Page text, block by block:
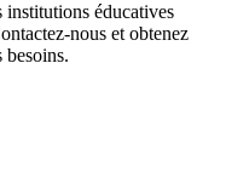
éducatives
nous et obtenez
besoins.